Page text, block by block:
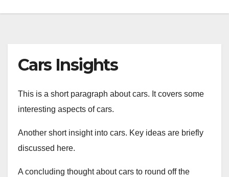
Cars Insights
This is a short paragraph about cars. It covers some
interesting aspects of cars.
Another short insight into cars. Key ideas are briefly
discussed here.
A concluding thought about cars to round off the